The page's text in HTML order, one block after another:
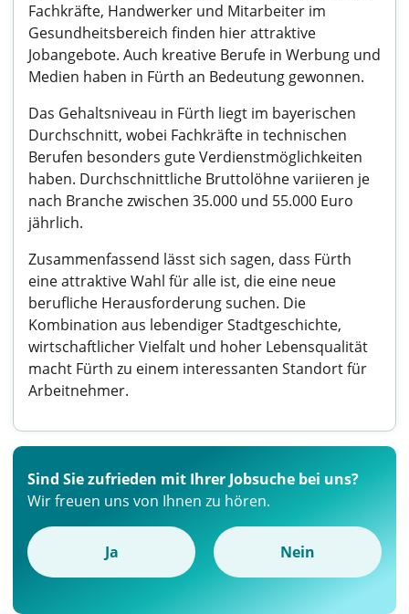
Fachkräfte, Handwerker und Mitarbeiter im
Gesundheitsbereich finden hier attraktive
Jobangebote. Auch kreative Berufe in Werbung und
Medien haben in Fürth an Bedeutung gewonnen.
Das Gehaltsniveau in Fürth liegt im bayerischen
Durchschnitt, wobei Fachkräfte in technischen
Berufen besonders gute Verdienstmöglichkeiten
haben. Durchschnittliche Bruttolöhne variieren je
nach Branche zwischen 35.000 und 55.000 Euro
jährlich.
Zusammenfassend lässt sich sagen, dass Fürth
eine attraktive Wahl für alle ist, die eine neue
berufliche Herausforderung suchen. Die
Kombination aus lebendiger Stadtgeschichte,
wirtschaftlicher Vielfalt und hoher Lebensqualität
macht Fürth zu einem interessanten Standort für
Arbeitnehmer.
Sind Sie zufrieden mit Ihrer Jobsuche bei uns?
Wir freuen uns von Ihnen zu hören.
Ja Nein